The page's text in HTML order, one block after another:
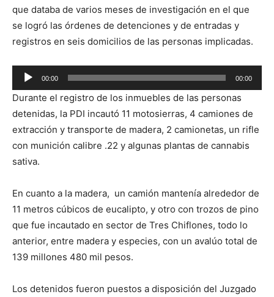
que databa de varios meses de investigación en el que
se logró las órdenes de detenciones y de entradas y
registros en seis domicilios de las personas implicadas.
Reproductor
de
audio
00:00 00:00
Durante el registro de los inmuebles de las personas
detenidas, la PDI incautó 11 motosierras, 4 camiones de
extracción y transporte de madera, 2 camionetas, un rifle
con munición calibre .22 y algunas plantas de cannabis
sativa.
En cuanto a la madera, un camión mantenía alrededor de
11 metros cúbicos de eucalipto, y otro con trozos de pino
que fue incautado en sector de Tres Chiflones, todo lo
anterior, entre madera y especies, con un avalúo total de
139 millones 480 mil pesos.
Los detenidos fueron puestos a disposición del Juzgado